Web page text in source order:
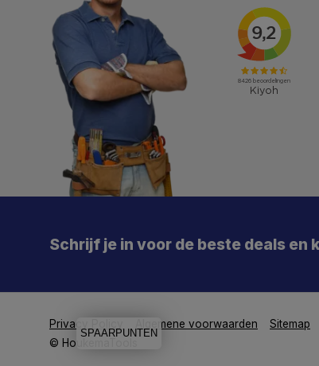
Schrijf je in voor de beste deals en
Privacy Policy Algemene voorwaarden
Sitemap
© HoukemaTools
Meld je aan en mis geen enkele actie, aanbieding
of nieuwe deal meer. Én je krijgt direct €5 korting!
Aanmelden
SPAARPUNTEN